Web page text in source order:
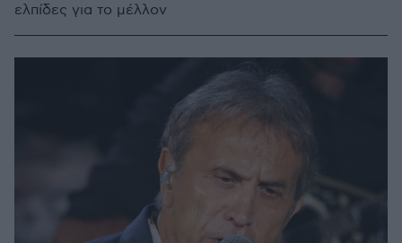
ελπίδες για το μέλλον